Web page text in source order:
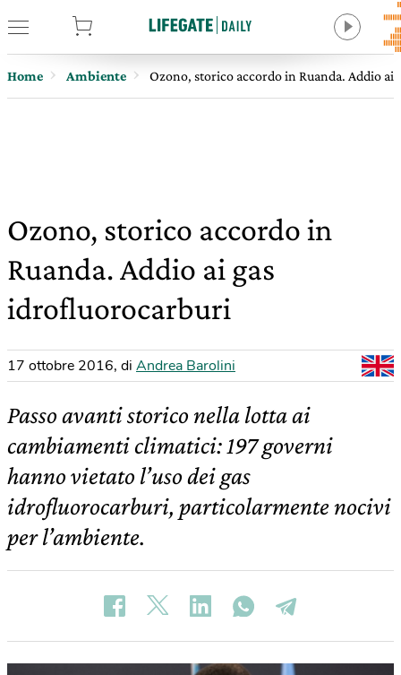
Home Ambiente Ozono, storico accordo in Ruanda. Addio
Ozono, storico accordo in
Ruanda. Addio ai gas
idrofluorocarburi
17 ottobre 2016, di Andrea Barolini
Passo avanti storico nella lotta ai
cambiamenti climatici: 197 governi
hanno vietato l’uso dei gas
idrofluorocarburi, particolarmente nocivi
per l’ambiente.